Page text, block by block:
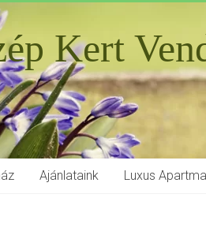
Kert
Ajánlataink Luxus